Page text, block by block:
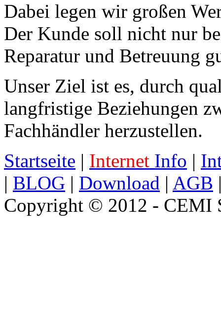
Dabei legen wir großen
Der Kunde soll nicht nur
Reparatur und Betreuung
Unser Ziel ist es, durch
langfristige Beziehungen
Fachhändler herzustellen.
Startseite | Internet Info |
| BLOG | Download | AGB
Copyright © 2012 - CEMI